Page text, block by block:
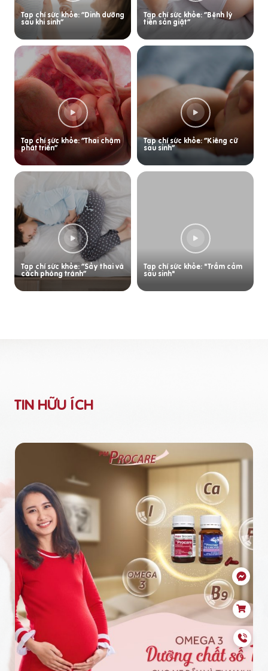
Tạp chí sức khỏe: “Dinh dưỡng
sau khi sinh”
Tạp chí sức khỏe: “Bệnh lý
tiền sản giật”
Tạp chí sức khỏe: “Thai chậm
phát triển”
Tạp chí sức khỏe: “Kiêng cữ
sau sinh”
Tạp chí sức khỏe: “Sảy thai và
cách phòng tránh”
Tạp chí sức khỏe: "Trầm cảm
sau sinh"
TIN HỮU ÍCH